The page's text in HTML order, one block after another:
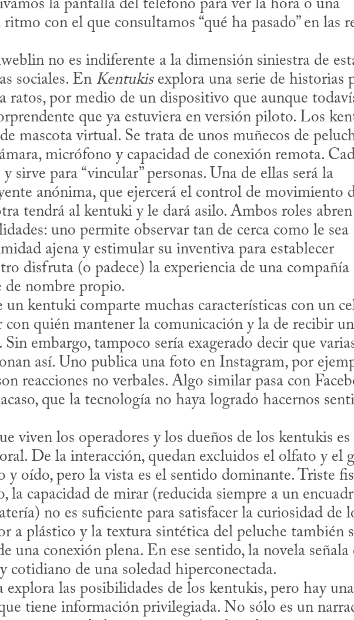
la pantalla del teléfono para ver la hora o una
con el que consultamos “qué ha pasado” en las
sociales. En Kentukis explora una serie de historias
ratos, por medio de un dispositivo que aunque
que ya estuviera en versión piloto. Los
mascota virtual. Se trata de unos muñecos de
micrófono y capacidad de conexión remota.
sirve para “vincular” personas. Una de ellas será la
anónima, que ejercerá el control de movimiento
tendrá al kentuki y le dará asilo. Ambos roles abren
uno permite observar tan de cerca como le sea
ajena y estimular su inventiva para establecer
disfruta (o padece) la experiencia de una compañía
de nombre propio.
con quién mantener la comunicación y la de recibir
Sin embargo, tampoco sería exagerado decir que
así. Uno publica una foto en Instagram, por
reacciones no verbales. Algo similar pasa con
que la tecnología no haya logrado hacernos
De la interacción, quedan excluidos el olfato y el
y oído, pero la vista es el sentido dominante. Triste
la capacidad de mirar (reducida siempre a un
no es suficiente para satisfacer la curiosidad de
a plástico y la textura sintética del peluche también
una conexión plena. En ese sentido, la novela señala
cotidiano de una soledad hiperconectada.
tiene información privilegiada. No sólo es un